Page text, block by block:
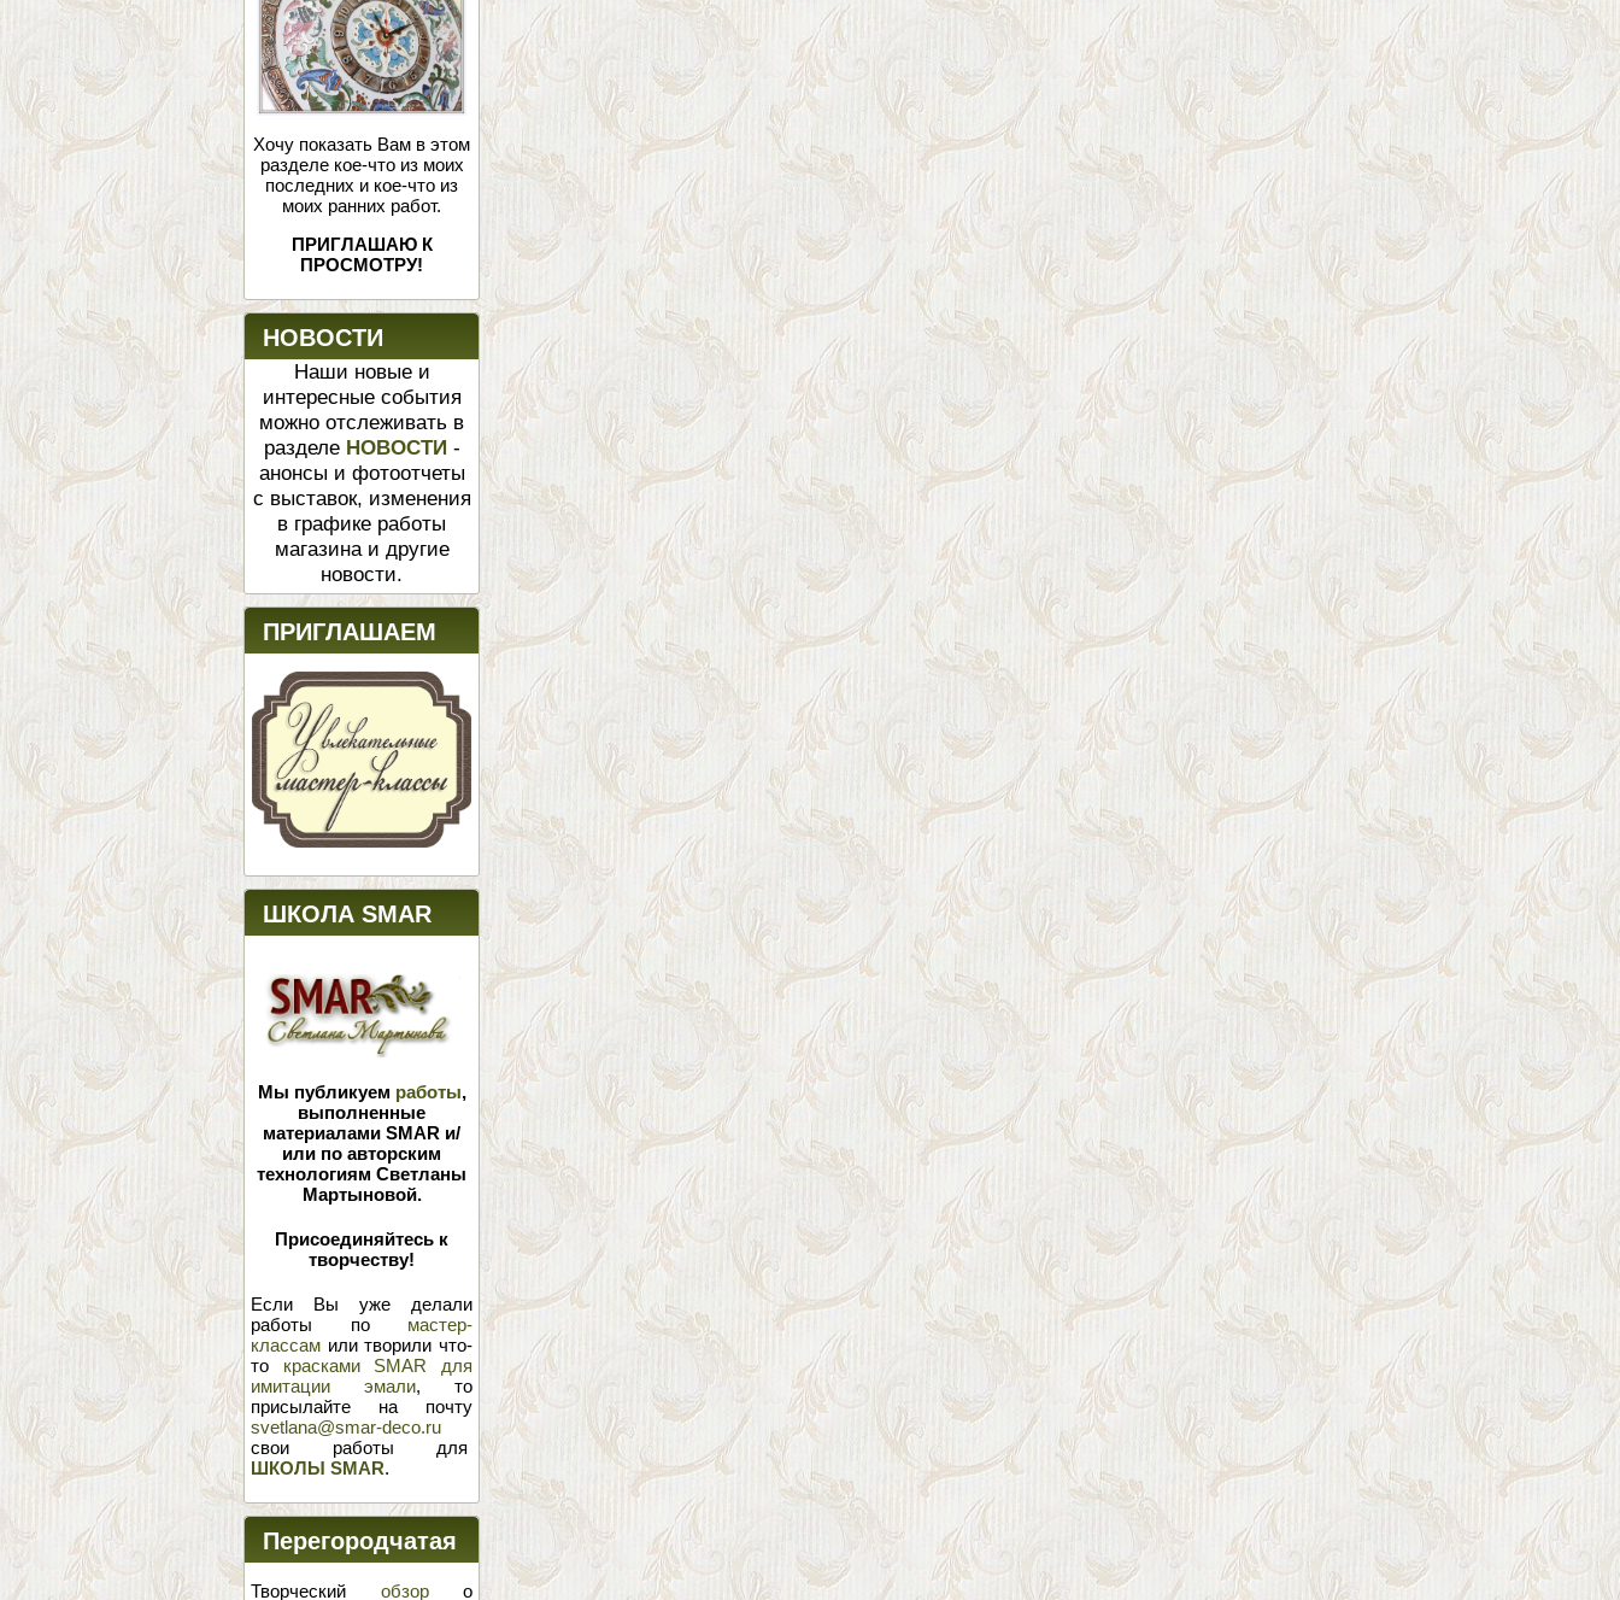
Хочу показать Вам в этом
разделе кое-что из моих
последних и кое-что из
моих ранних работ.
ПРИГЛАШАЮ К
ПРОСМОТРУ!
НОВОСТИ
Наши новые и
интересные события
можно отслеживать в
разделе НОВОСТИ -
анонсы и фотоотчеты
с выставок, изменения
в графике работы
магазина и другие
новости.
ПРИГЛАШАЕМ
ШКОЛА SMAR
Мы публикуем работы,
выполненные
материалами SMAR и/
или по авторским
технологиям Светланы
Мартыновой.
Присоединяйтесь к
творчеству!
Если Вы уже делали
работы по мастер-
классам или творили что-
то красками SMAR для
имитации эмали, то
присылайте на почту
svetlana@smar-deco.ru
свои работы для
ШКОЛЫ SMAR.
Перегородчатая
эмаль
Творческий обзоро